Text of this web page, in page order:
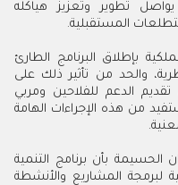
تطوير وتعزيز هياكله
المستقبلية.
بإطلاق البرنامج الطارئ
والحد من تأثير ذلك على
الدعم للفلاحين ومربي
من هذه الإجراءات الهامة
بأن برنامج التنمية
لبرمجة المشاريع والأنشطة